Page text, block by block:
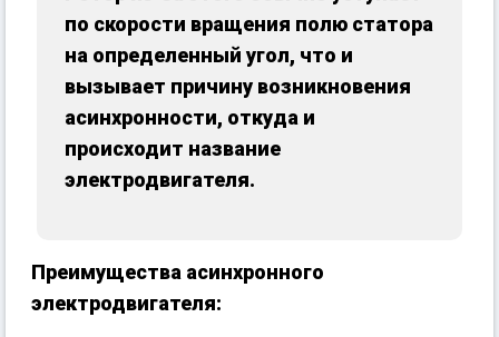
по скорости вращения полю статора
на определенный угол, что и
вызывает причину возникновения
асинхронности, откуда и
происходит название
электродвигателя.
Преимущества асинхронного
электродвигателя: